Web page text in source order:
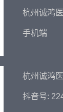
杭州诚鸿
手机端
杭州诚鸿
抖音号: